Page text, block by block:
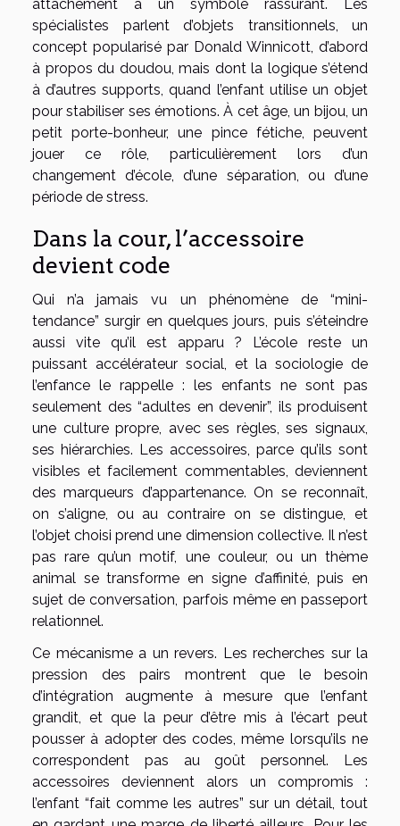
attachement à un symbole rassurant. Les
spécialistes parlent d’objets transitionnels, un
concept popularisé par Donald Winnicott, d’abord
à propos du doudou, mais dont la logique s’étend
à d’autres supports, quand l’enfant utilise un objet
pour stabiliser ses émotions. À cet âge, un bijou, un
petit porte-bonheur, une pince fétiche, peuvent
jouer ce rôle, particulièrement lors d’un
changement d’école, d’une séparation, ou d’une
période de stress.
Dans la cour, l’accessoire
devient code
Qui n’a jamais vu un phénomène de “mini-
tendance” surgir en quelques jours, puis s’éteindre
aussi vite qu’il est apparu ? L’école reste un
puissant accélérateur social, et la sociologie de
l’enfance le rappelle : les enfants ne sont pas
seulement des “adultes en devenir”, ils produisent
une culture propre, avec ses règles, ses signaux,
ses hiérarchies. Les accessoires, parce qu’ils sont
visibles et facilement commentables, deviennent
des marqueurs d’appartenance. On se reconnaît,
on s’aligne, ou au contraire on se distingue, et
l’objet choisi prend une dimension collective. Il n’est
pas rare qu’un motif, une couleur, ou un thème
animal se transforme en signe d’affinité, puis en
sujet de conversation, parfois même en passeport
relationnel.
Ce mécanisme a un revers. Les recherches sur la
pression des pairs montrent que le besoin
d’intégration augmente à mesure que l’enfant
grandit, et que la peur d’être mis à l’écart peut
pousser à adopter des codes, même lorsqu’ils ne
correspondent pas au goût personnel. Les
accessoires deviennent alors un compromis :
l’enfant “fait comme les autres” sur un détail, tout